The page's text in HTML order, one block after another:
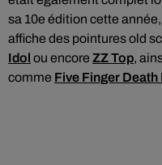
sa 10e édition cette
affiche des pointures old
Idol ou encore ZZ Top,
comme Five Finger Death